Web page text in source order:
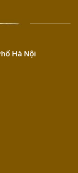
Hà Nội